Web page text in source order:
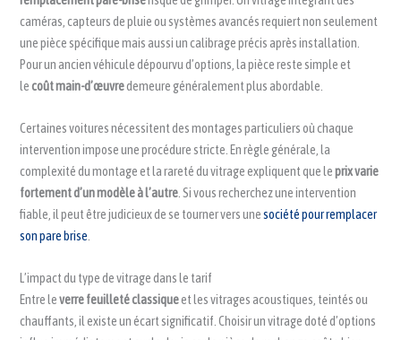
caméras, capteurs de pluie ou systèmes avancés requiert non seulement
une pièce spécifique mais aussi un calibrage précis après installation.
Pour un ancien véhicule dépourvu d’options, la pièce reste simple et
lecoût main-d’œuvredemeure généralement plus abordable.
Certaines voitures nécessitent des montages particuliers où chaque
intervention impose une procédure stricte. En règle générale, la
complexité du montage et la rareté du vitrage expliquent que leprix varie
fortement d’un modèle à l’autre . Si vous recherchez une intervention
fiable, il peut être judicieux de se tourner vers unesociété pour remplacer
son pare brise
L’impact du type de vitrage dans le tarif
Entre leverre feuilleté classiqueet les vitrages acoustiques, teintés ou
chauffants, il existe un écart significatif. Choisir un vitrage doté d’options